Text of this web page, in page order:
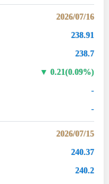
2026/07/16
238.91
238.7
0.21(0.09%)
-
-
2026/07/15
240.37
240.2